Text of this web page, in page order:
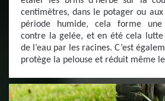
centimètres, dans le potager ou aux
période humide, cela forme une
contre la gelée, et en été cela lutte
de l’eau par les racines. C’est
protège la pelouse et réduit même